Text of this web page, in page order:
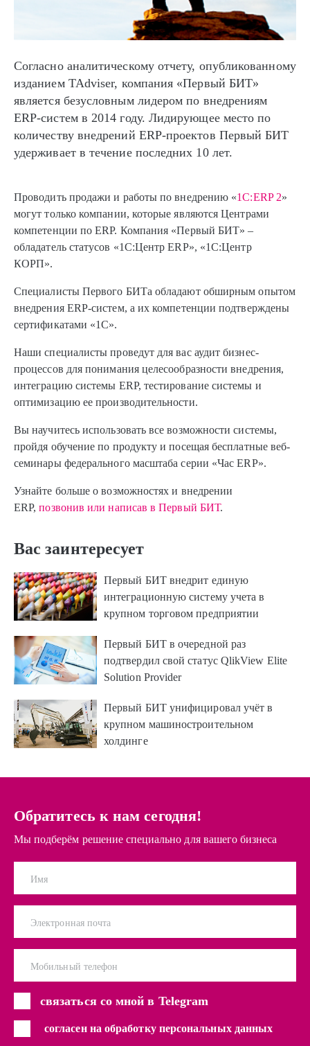
Согласно аналитическому отчету, опубликованному
изданием TAdviser, компания «Первый БИТ»
является безусловным лидером по внедрениям
ERP-систем в 2014 году. Лидирующее место по
количеству внедрений ERP-проектов Первый БИТ
удерживает в течение последних 10 лет.
Проводить продажи и работы по внедрению «1С:ERP 2»
могут только компании, которые являются Центрами
компетенции по ERP. Компания «Первый БИТ» –
обладатель статусов «1С:Центр ERP», «1С:Центр
КОРП».
Специалисты Первого БИТа обладают обширным опытом
внедрения ERP-систем, а их компетенции подтверждены
сертификатами «1С».
Наши специалисты проведут для вас аудит бизнес-
процессов для понимания целесообразности внедрения,
интеграцию системы ERP, тестирование системы и
оптимизацию ее производительности.
Вы научитесь использовать все возможности системы,
пройдя обучение по продукту и посещая бесплатные веб-
семинары федерального масштаба серии «Час ERP».
Узнайте больше о возможностях и внедрении
ERP,позвонив или написав в Первый БИТ.
Вас заинтересует
Первый БИТ внедрит единую
интеграционную систему учета в
крупном торговом предприятии
Первый БИТ в очередной раз
подтвердил свой статус QlikView Elite
Solution Provider
Первый БИТ унифицировал учёт в
крупном машиностроительном
холдинге
Обратитесь к нам сегодня!
Мы подберём решение специально для вашего бизнеса
Имя
Электронная почта
Мобильный телефон
связаться со мной в Telegram
согласен на обработку персональных данных